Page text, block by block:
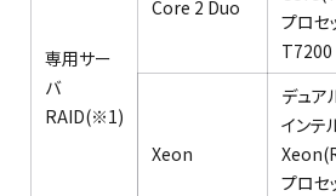
専用サー
バ
RAID(※1)
Core 2 Duo
プロセ
T7200
Xeon
デュア
インテ
プロセ